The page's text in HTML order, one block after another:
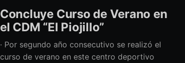
Concluye Curso de Verano en
el CDM “El Piojillo”
· Por segundo año consecutivo se realizó el
curso de verano en este centro deportivo